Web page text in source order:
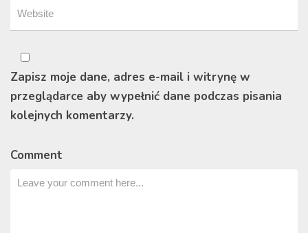
Zapisz moje dane, adres e-mail i witrynę w
przeglądarce aby wypełnić dane podczas pisania
kolejnych komentarzy.
Comment